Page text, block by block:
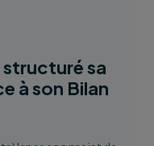
structuré sa
à son Bilan